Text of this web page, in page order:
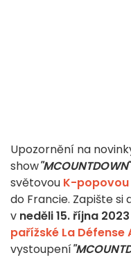
Upozornění na
show"MCOUNTDOWN
světovou K-popovou
do Francie. Zapište si
v neděli 15. října 2023
pařížské La Défense
vystoupení